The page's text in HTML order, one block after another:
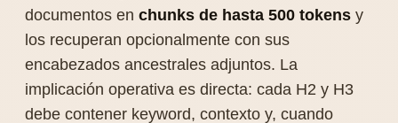
documentos en chunks de hasta 500 tokens y
los recuperan opcionalmente con sus
encabezados ancestrales adjuntos. La
implicación operativa es directa: cada H2 y H3
debe contener keyword, contexto y, cuando